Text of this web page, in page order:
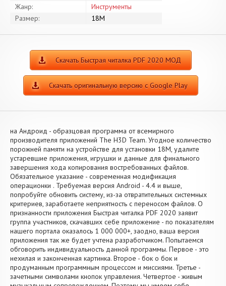
Жанр:
Инструменты
Размер:
18M
Скачать Быстрая читалка PDF 2020 МОД
Скачать оригинальную версию с Google Play
на Андроид - образцовая программа от всемирного
производителя приложений The H3D Team. Угодное количество
порожней памяти на устройстве для установки 18M, удалите
устаревшие приложения, игрушки и данные для финального
завершения хода копирования востребованных файлов.
Обязательное указание - современная модификация
операционки . Требуемая версия Android - 4.4 и выше,
попробуйте обновить систему, из-за отвратительных системных
критериев, заработаете неприятность с переносом файлов. О
признанности приложения Быстрая читалка PDF 2020 заявит
группа участников, скачавших себе приложение - по показателям
нашего портала оказалось 1 000 000+, заодно, ваша версия
приложения так же будет учтена разработчиком. Попытаемся
обговорить индивидуальность данной программы. Первое - это
нехилая и законченная картинка. Второе - бок о бок и
продуманным программным процессом и миссиями. Третье -
зачетными символами кнопок управления. Четвертое - живым